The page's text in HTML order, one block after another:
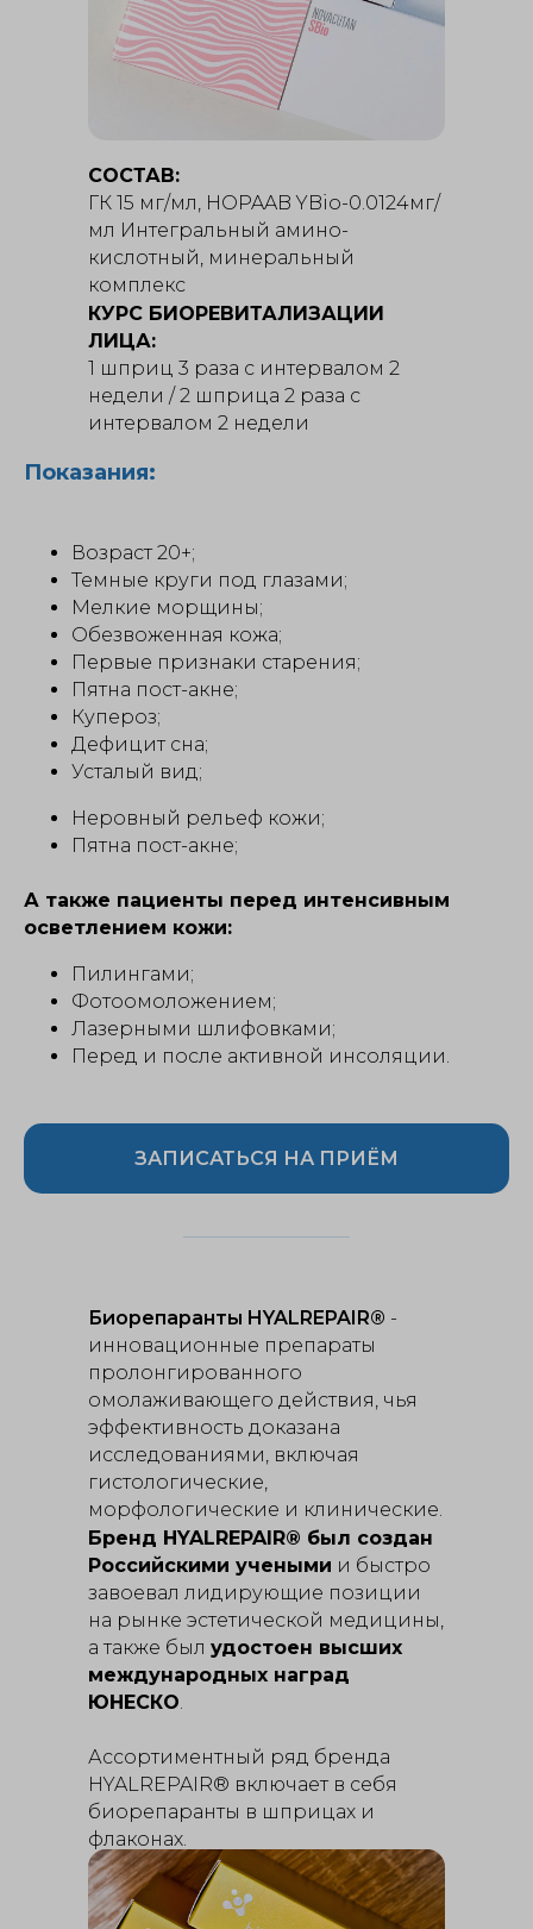
СОСТАВ:
ГК 15 мг/мл, HOPAAB YBio-0.0124мг/
мл Интегральный амино-
кислотный, минеральный
комплекс
КУРС БИОРЕВИТАЛИЗАЦИИ
ЛИЦА:
1 шприц 3 раза с интервалом 2
недели / 2 шприца 2 раза с
интервалом 2 недели
Показания:
Возраст 20+;
Темные круги под глазами;
Мелкие морщины;
Обезвоженная кожа;
Первые признаки старения;
Пятна пост-акне;
Купероз;
Дефицит сна;
Усталый вид;
Неровный рельеф кожи;
Пятна пост-акне;
А также пациенты перед интенсивным
осветлением кожи:
Пилингами;
Фотоомоложением;
Лазерными шлифовками;
Перед и после активной инсоляции.
ЗАПИСАТЬСЯ НА ПРИЁМ
Биорепаранты HYALREPAIR® -
инновационные препараты
пролонгированного
омолаживающего действия, чья
эффективность доказана
исследованиями, включая
гистологические,
морфологические и клинические.
Бренд HYALREPAIR® был создан
Российскими учеными и быстро
завоевал лидирующие позиции
на рынке эстетической медицины,
а также был удостоен высших
международных наград
ЮНЕСКО.
Ассортиментный ряд бренда
HYALREPAIR® включает в себя
биорепаранты в шприцах и
флаконах.